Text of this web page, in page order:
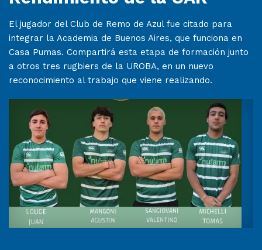
El jugador del Club de Remo de Azul fue citado para
integrar la Academia de Buenos Aires, que funciona en
Casa Pumas. Compartirá esta etapa de formación junto
a otros tres rugbiers de la UROBA, en un nuevo
reconocimiento al trabajo que viene realizando.